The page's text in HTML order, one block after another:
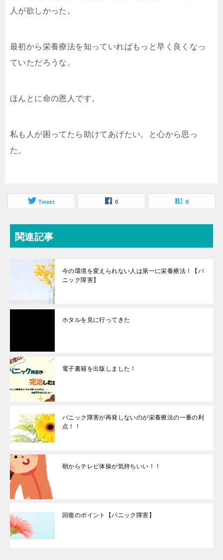
人が欲しかった。
最初から栄養療法を知っていればもっと早く良くなっ
ていただろうな。
ほんとに命の恩人です。
私も人が困ってたら助けてあげたい。と心から思っ
た。
Tweet 0 0
関連記事
今の環境を変えられない人は第一に栄養療法！【パ
ニック障害】
ホタルを見に行ってきた
電子書籍を出版しました！
パニック障害が再発しないのが栄養療法の一番の利
点！！
朝からテレビ体操が気持ちいい！！
回復のポイント【パニック障害】